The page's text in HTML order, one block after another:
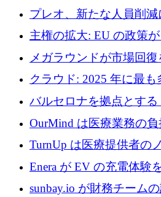
Bending Spoonsが米国
4億ポンドのチップ計画
プレオ、新たな人員削
雇
主権の拡大: EU の政策
プテック戦略をどのよ
メガラウンドが市場回
ハイテク資金調達は5月
クラウド: 2025 年に最
た 10 社
バルセロナを拠点とす
Theker が 8,500 万ドルを
OurMind は医療業務の
ロを寄付
TurnUp は医療提供者の
するために 200 万ユー
Enera が EV の充電体験
万ドルを調達
sunbay.io が財務チーム